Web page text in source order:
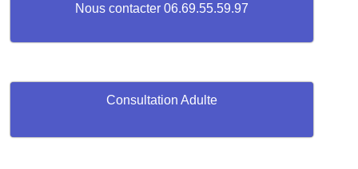
Nous contacter 06.69.55.59.97
Consultation Adulte